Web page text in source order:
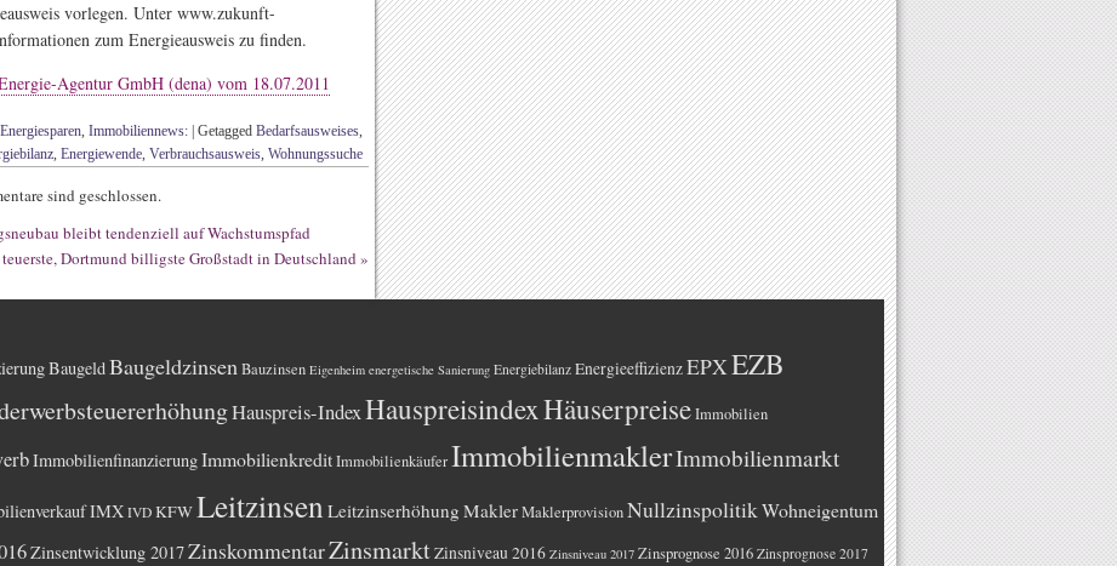
vorlegen. Unter www.zukunft-
zum Energieausweis zu finden.
Agentur GmbH (dena) vom 18.07.2011
, Immobiliennews: Getagged Bedarfsausweises,
, Energiewende, Verbrauchsausweis, Wohnungssuche
sind geschlossen.
bleibt tendenziell auf Wachstumspfad
Dortmund billigste Großstadt in Deutschland »
BaugeldBaugeldzinsenBauzinsen Eigenheim energetische Sanierung Energiebilanz EnergieeffizienzEPXEZB
Hauspreis-IndexHauspreisindexHäuserpreiseImmobilien
ImmobilienfinanzierungImmobilienkreditImmobilienkäuferImmobilienmaklerImmobilienmarkt
IMX IVD KFWLeitzinsen Leitzinserhöhung MaklerMaklerprovisionNullzinspolitikWohneigentum
Zinsentwicklung 2017ZinskommentarZinsmarktZinsniveau 2016 Zinsniveau 2017 Zinsprognose 2016 Zinsprognose 2017